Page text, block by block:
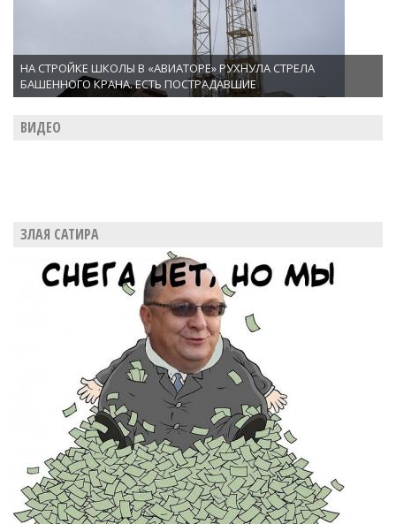
НА СТРОЙКЕ ШКОЛЫ В «АВИАТОРЕ» РУХНУЛА СТРЕЛА
БАШЕННОГО КРАНА. ЕСТЬ ПОСТРАДАВШИЕ
ВИДЕО
ЗЛАЯ САТИРА